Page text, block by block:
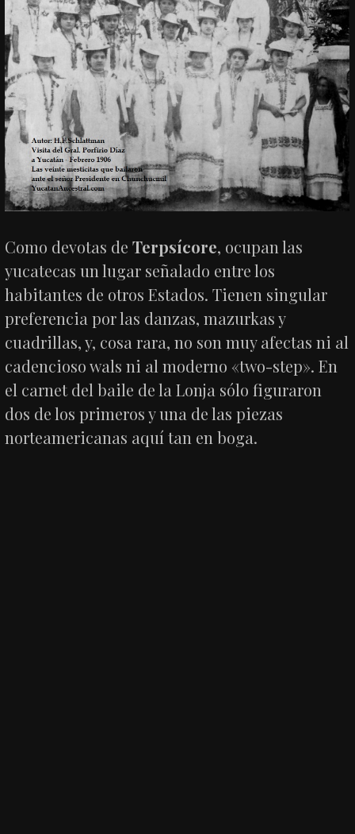
Como devotas deTerpsícore, ocupan las
yucatecas un lugar señalado entre los
habitantes de otros Estados. Tienen singular
preferencia por las danzas, mazurkas y
cuadrillas, y, cosa rara, no son muy afectas ni al
cadencioso wals ni al moderno «two-step». En
el carnet del baile de la Lonja sólo figuraron
dos de los primeros y una de las piezas
norteamericanas aquí tan en boga.